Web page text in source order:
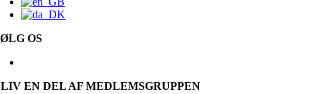
OS
EN DEL AF MEDLEMSGRUPPEN